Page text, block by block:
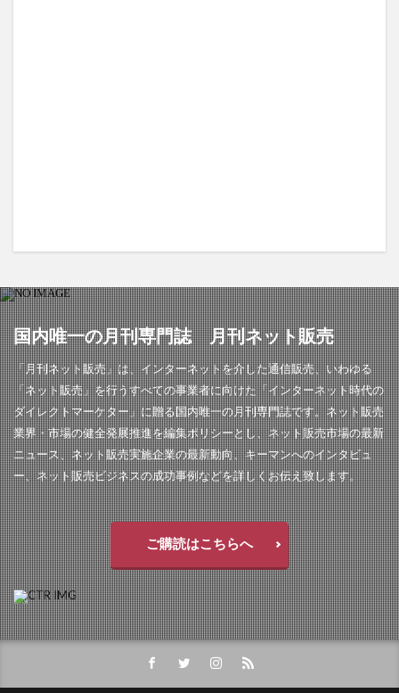
国内唯一の月刊専門誌 月刊ネット販売
「月刊ネット販売」は、インターネットを介した通信販売、いわゆる
「ネット販売」を行うすべての事業者に向けた「インターネット時代の
ダイレクトマーケター」に贈る国内唯一の月刊専門誌です。ネット販売
業界・市場の健全発展推進を編集ポリシーとし、ネット販売市場の最新
ニュース、ネット販売実施企業の最新動向、キーマンへのインタビュ
ー、ネット販売ビジネスの成功事例などを詳しくお伝え致します。
ご購読はこちらへ